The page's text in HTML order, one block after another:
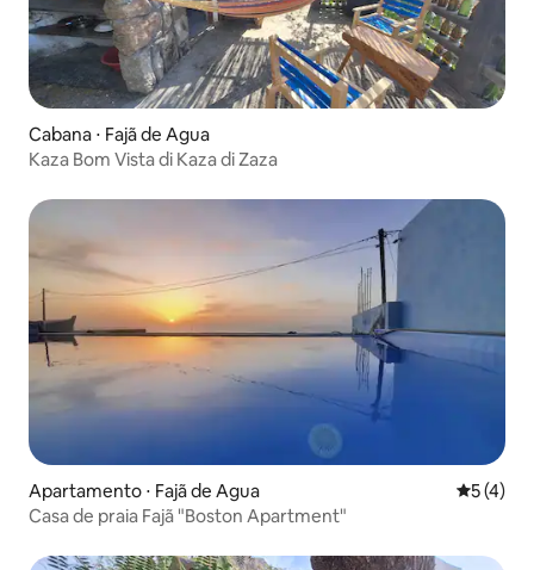
Cabana ⋅ Fajã de Agua
Kaza Bom Vista di Kaza di Zaza
Apartamento ⋅ Fajã de Agua 5 de
5 (4)
Casa de praia Fajã "Boston Apartment"